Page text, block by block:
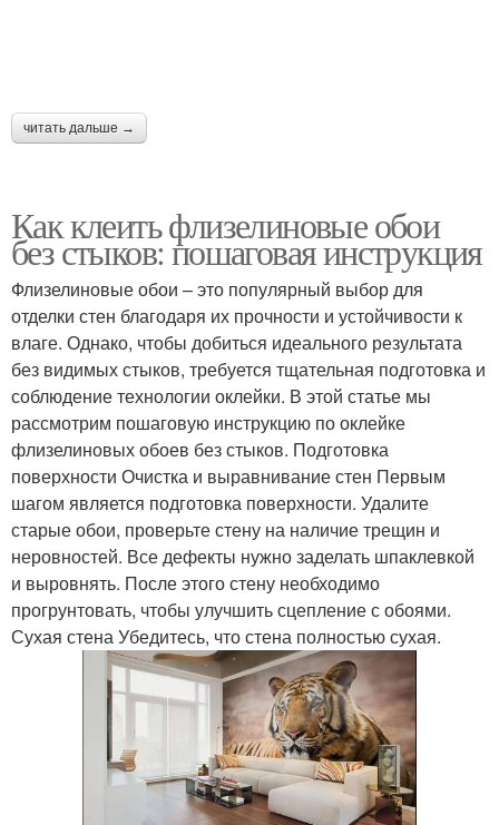
читать дальше →
Как клеить флизелиновые обои
без стыков: пошаговая инструкция
Флизелиновые обои – это популярный выбор для
отделки стен благодаря их прочности и устойчивости к
влаге. Однако, чтобы добиться идеального результата
без видимых стыков, требуется тщательная подготовка и
соблюдение технологии оклейки. В этой статье мы
рассмотрим пошаговую инструкцию по оклейке
флизелиновых обоев без стыков. Подготовка
поверхности Очистка и выравнивание стен Первым
шагом является подготовка поверхности. Удалите
старые обои, проверьте стену на наличие трещин и
неровностей. Все дефекты нужно заделать шпаклевкой
и выровнять. После этого стену необходимо
прогрунтовать, чтобы улучшить сцепление с обоями.
Сухая стена Убедитесь, что стена полностью сухая.